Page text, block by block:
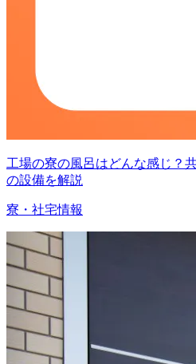
工場の寮の風呂はどんな感じ？
の設備を解説
寮・社宅情報